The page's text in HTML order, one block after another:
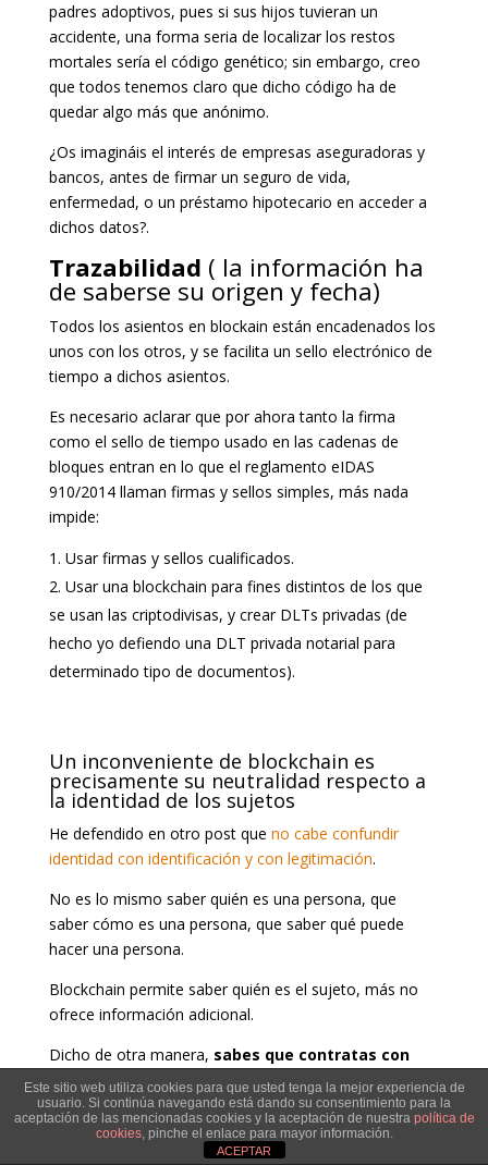
padres adoptivos, pues si sus hijos tuvieran un
accidente, una forma seria de localizar los restos
mortales sería el código genético; sin embargo, creo
que todos tenemos claro que dicho código ha de
quedar algo más que anónimo.
¿Os imagináis el interés de empresas aseguradoras y
bancos, antes de firmar un seguro de vida,
enfermedad, o un préstamo hipotecario en acceder a
dichos datos?.
Trazabilidad ( la información ha
de saberse su origen y fecha)
Todos los asientos en blockain están encadenados los
unos con los otros, y se facilita un sello electrónico de
tiempo a dichos asientos.
Es necesario aclarar que por ahora tanto la firma
como el sello de tiempo usado en las cadenas de
bloques entran en lo que el reglamento eIDAS
910/2014 llaman firmas y sellos simples, más nada
impide:
Usar firmas y sellos cualificados.
Usar una blockchain para fines distintos de los que
se usan las criptodivisas, y crear DLTs privadas (de
hecho yo defiendo una DLT privada notarial para
determinado tipo de documentos).
Un inconveniente de blockchain es
precisamente su neutralidad respecto a
la identidad de los sujetos
He defendido en otro post que no cabe confundir
identidad con identificación y con legitimación.
No es lo mismo saber quién es una persona, que
saber cómo es una persona, que saber qué puede
hacer una persona.
Blockchain permite saber quién es el sujeto, más no
ofrece información adicional.
Dicho de otra manera, sabes que contratas con
alguien, pero no cómo es ese alguien
, y por
ejemplo, blockchain no te va a permitir saber si es
mayor de edad, o si es capaz, o si en ese momento
tiene algún vicio del consentimiento, y si nos salimos
Este sitio web utiliza cookies para que usted tenga la mejor experiencia de
usuario. Si continúa navegando está dando su consentimiento para la
aceptación de las mencionadas cookies y la aceptación de nuestra política de
cookies, pinche el enlace para mayor información.
ACEPTAR